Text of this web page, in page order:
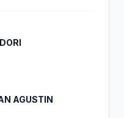
AGUSTIN